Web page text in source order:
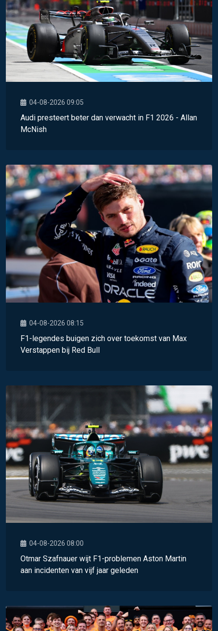
04-08-2026 09:05
Audi presteert beter dan verwacht in F1 2026 - Allan
McNish
04-08-2026 08:15
F1-legendes buigen zich over toekomst van Max
Verstappen bij Red Bull
04-08-2026 08:00
Otmar Szafnauer wijt F1-problemen Aston Martin
aan incidenten van vijf jaar geleden